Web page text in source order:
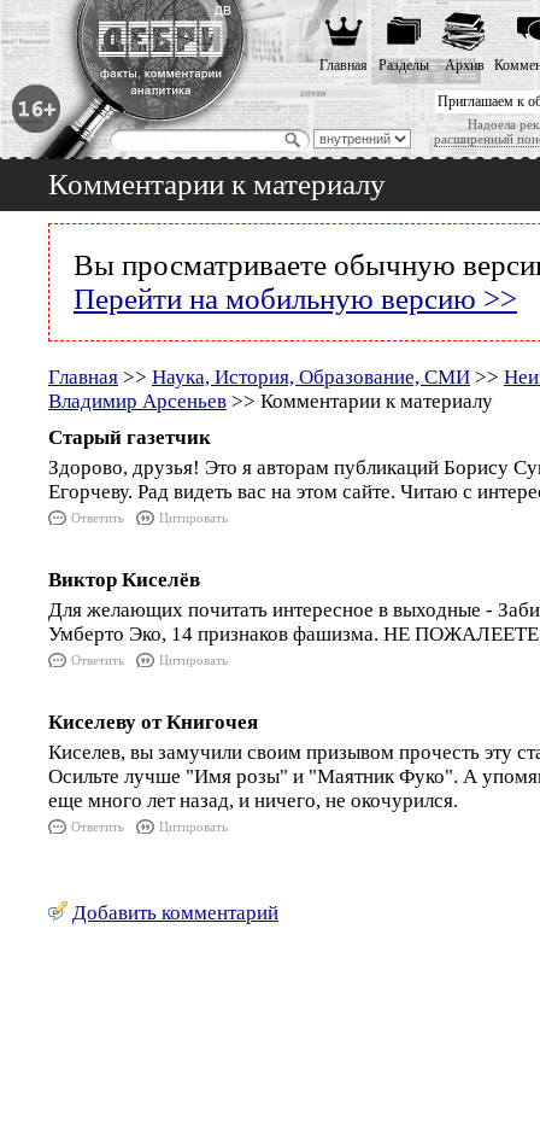
Приглашаем к
Надоела
расширенный
Главная Разделы Архив
Комментарии к материалу
Вы просматриваете обычную
Перейти на мобильную версию >>
Главная >> Наука, История, Образование, СМИ >>
Владимир Арсеньев >> Комментарии к материалу
Старый газетчик
Здорово, друзья! Это я авторам публикаций Борису
Егорчеву. Рад видеть вас на этом сайте. Читаю с
Ответить Цитировать
Виктор Киселёв
Для желающих почитать интересное в выходные -
Умберто Эко, 14 признаков фашизма. НЕ
Ответить Цитировать
Киселеву от Книгочея
Киселев, вы замучили своим призывом прочесть эту
Осильте лучше "Имя розы" и "Маятник Фуко". А
еще много лет назад, и ничего, не окочурился.
Ответить Цитировать
Добавить комментарий